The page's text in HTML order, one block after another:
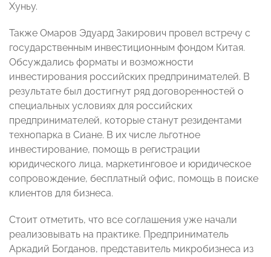
Хуньу.
Также Омаров Эдуард Закирович провел встречу с
государственным инвестиционным фондом Китая.
Обсуждались форматы и возможности
инвестирования российских предпринимателей. В
результате был достигнут ряд договоренностей о
специальных условиях для российских
предпринимателей, которые станут резидентами
технопарка в Сиане. В их числе льготное
инвестирование, помощь в регистрации
юридического лица, маркетинговое и юридическое
сопровождение, бесплатный офис, помощь в поиске
клиентов для бизнеса.
Стоит отметить, что все соглашения уже начали
реализовывать на практике. Предприниматель
Аркадий Богданов, представитель микробизнеса из